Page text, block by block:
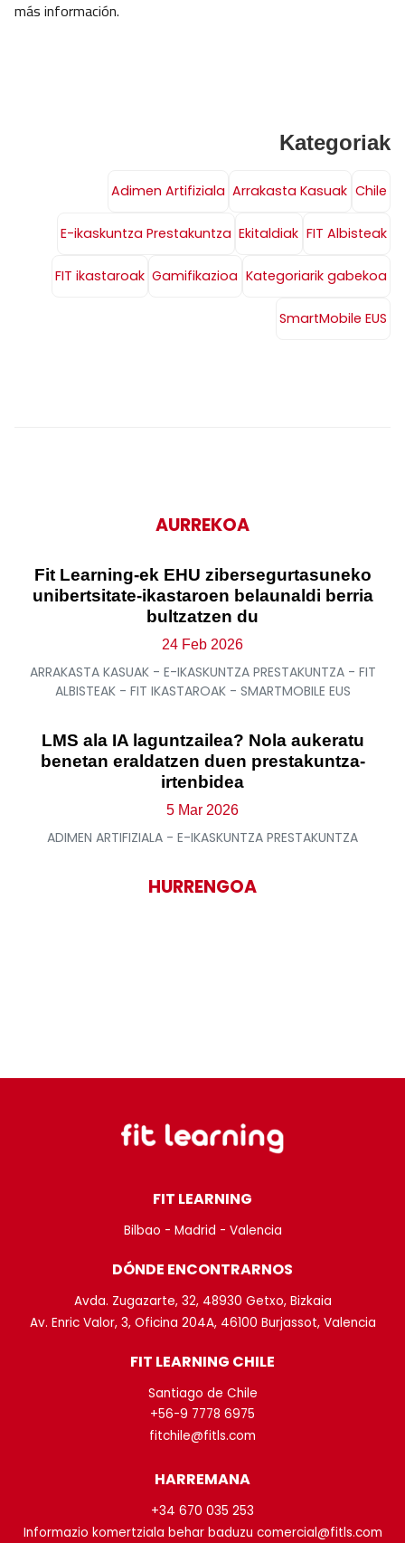
más información.
Kategoriak
Adimen Artifiziala Arrakasta Kasuak Chile
E-ikaskuntza Prestakuntza Ekitaldiak FIT Albisteak
FIT ikastaroak Gamifikazioa Kategoriarik gabekoa
SmartMobile EUS
AURREKOA
Fit Learning-ek EHU zibersegurtasuneko
unibertsitate-ikastaroen belaunaldi berria
bultzatzen du
24 Feb 2026
ARRAKASTA KASUAK - E-IKASKUNTZA PRESTAKUNTZA - FIT
ALBISTEAK - FIT IKASTAROAK - SMARTMOBILE EUS
LMS ala IA laguntzailea? Nola aukeratu
benetan eraldatzen duen prestakuntza-
irtenbidea
5 Mar 2026
ADIMEN ARTIFIZIALA - E-IKASKUNTZA PRESTAKUNTZA
HURRENGOA
FIT LEARNING
Bilbao - Madrid - Valencia
DÓNDE ENCONTRARNOS
Avda. Zugazarte, 32, 48930 Getxo, Bizkaia
Av. Enric Valor, 3, Oficina 204A, 46100 Burjassot, Valencia
FIT LEARNING CHILE
Santiago de Chile
+56-9 7778 6975
fitchile@fitls.com
HARREMANA
+34 670 035 253
Informazio komertziala behar baduzu comercial@fitls.com